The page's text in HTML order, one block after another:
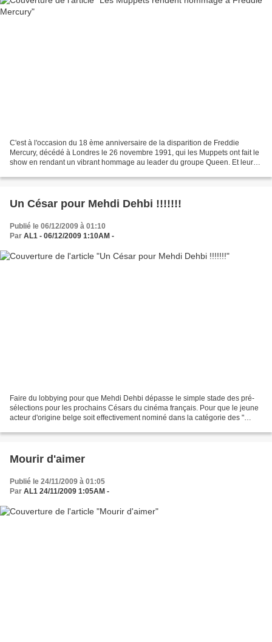
C'est à l'occasion du 18 ème anniversaire de la disparition de Freddie
Mercury, décédé à Londres le 26 novembre 1991, qui les Muppets ont fait le
show en rendant un vibrant hommage au leader du groupe Queen. Et leur
Un César pour Mehdi Dehbi !!!!!!!
Publié le 06/12/2009 à 01:10
Par AL1 - 06/12/2009 1:10AM -
Faire du lobbying pour que Mehdi Dehbi dépasse le simple stade des pré-
sélections pour les prochains Césars du cinéma français. Pour que le jeune
acteur d'origine belge soit effectivement nominé dans la catégorie des "
Mourir d'aimer
Publié le 24/11/2009 à 01:05
Par AL1 24/11/2009 1:05AM -